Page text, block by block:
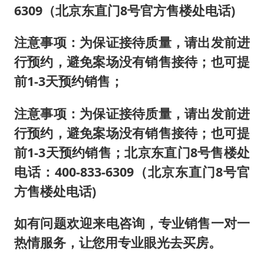
6309（北京东直门8号官方售楼处电话)
注意事项：为保证接待质量，请出发前进
行预约，避免案场没有销售接待；也可提
前1-3天预约销售；
注意事项：为保证接待质量，请出发前进
行预约，避免案场没有销售接待；也可提
前1-3天预约销售；北京东直门8号售楼处
电话：400-833-6309（北京东直门8号官
方售楼处电话)
如有问题欢迎来电咨询，专业销售一对一
热情服务，让您用专业眼光去买房。